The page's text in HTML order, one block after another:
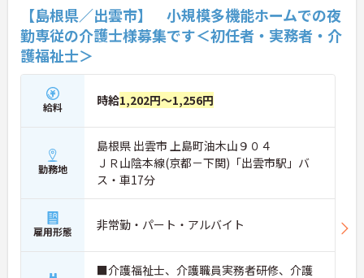
【島根県／出雲市】 小規模多機能ホームでの夜
勤専従の介護士様募集です＜初任者・実務者・介
護福祉士＞
給料 時給1,202円～1,256円
勤務地
島根県 出雲市 上島町油木山９０４
ＪＲ山陰本線(京都－下関)「出雲市駅」バ
ス・車17分
雇用形態 非常勤・パート・アルバイト
■介護福祉士、介護職員実務者研修、介護